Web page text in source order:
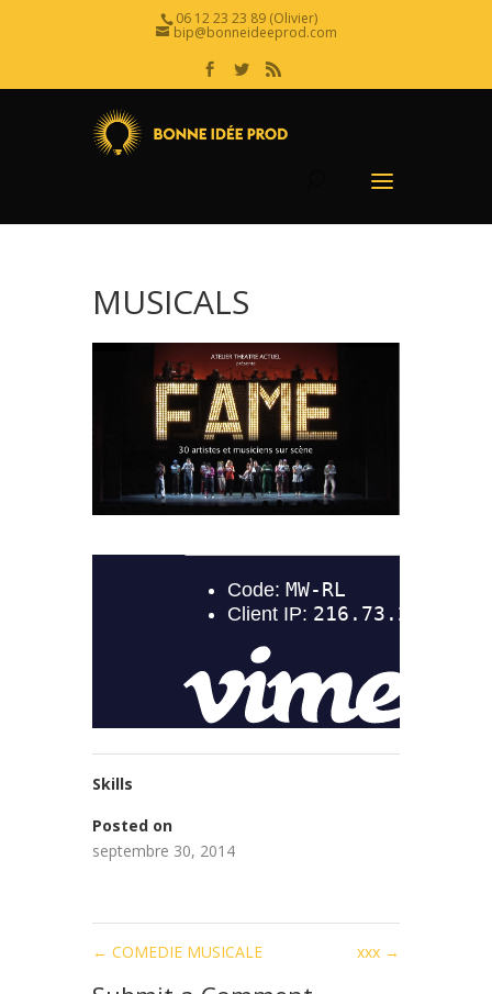
06 12 23 23 89 (Olivier)
bip@bonneideeprod.com
MUSICALS
Skills
Posted on
septembre 30, 2014
← COMEDIE MUSICALE xxx →